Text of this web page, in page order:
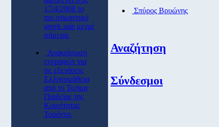
17/4/2008 το
πιο σημαντικό
greek sale μεχρί
σήμερα.
Ανακοίνωση
εγγραφών για
τις εξετάσεις
Ελληνομάθεια
από το Τμήμα
Παιδείας της
Κοινότητας
Τορόντο.
Σπύρος Βρυώνης
Αναζήτηση
Σύνδεσμοι